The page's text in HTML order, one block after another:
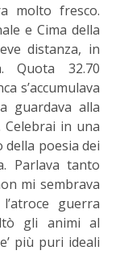
molto fresco.
e Cima della
distanza, in
Quota 32.70
s’accumulava
guardava alla
in una
della poesia dei
Parlava tanto
mi sembrava
guerra
gli animi al
più puri ideali